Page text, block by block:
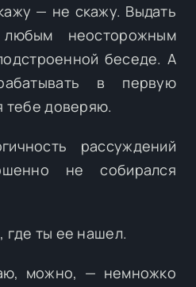
— не скажу. Выдать
неосторожным
беседе. А
в первую
тебе доверяю.
рассуждений
не собирался
где ты ее нашел.
можно, — немножко